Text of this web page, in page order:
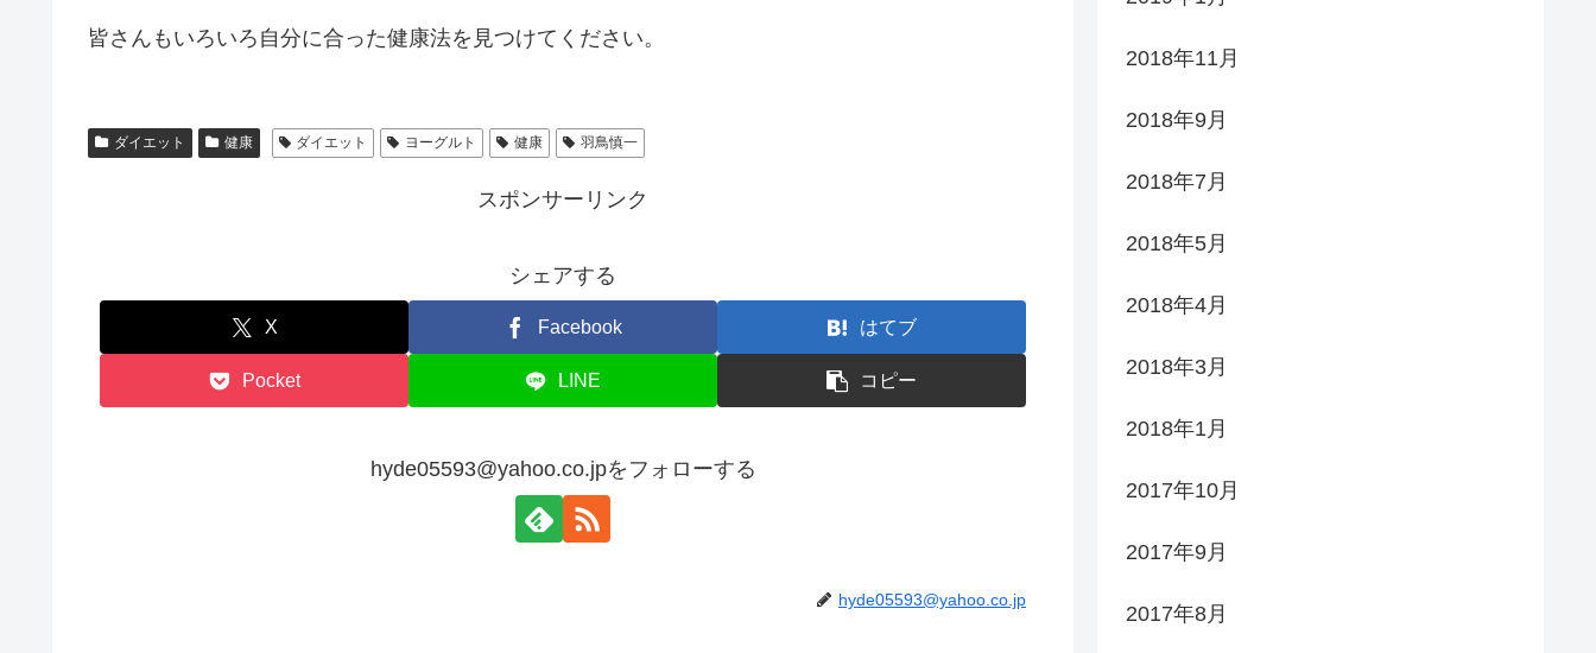
皆さんもいろいろ自分に合った健康法を見つけてください。
ダイエット 健康 ダイエット ヨーグルト 健康 羽鳥慎一
スポンサーリンク
シェアする
X Facebook はてブ
Pocket LINE コピー
hyde05593@yahoo.co.jpをフォローする
hyde05593@yahoo.co.jp
2018年11月
2018年9月
2018年7月
2018年5月
2018年4月
2018年3月
2018年1月
2017年10月
2017年9月
2017年8月